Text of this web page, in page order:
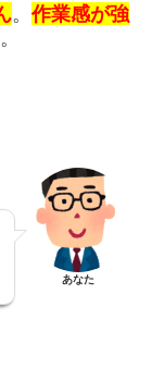
。作業感が強
あなた